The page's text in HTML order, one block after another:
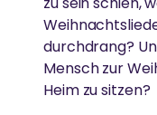
Ammas Ashram
Ammas Traum:
schlafen und
durchdrang?
Mensch zur
Heim zu sitzen?